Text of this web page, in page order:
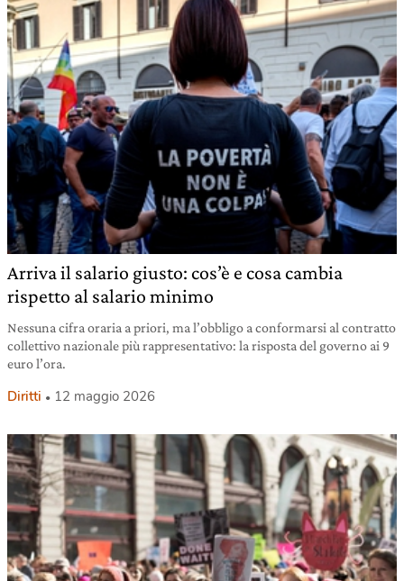
Arriva il salario giusto: cos’è e cosa cambia
rispetto al salario minimo
Nessuna cifra oraria a priori, ma l’obbligo a conformarsi al contratto
collettivo nazionale più rappresentativo: la risposta del governo ai 9
euro l’ora.
Diritti 12 maggio 2026